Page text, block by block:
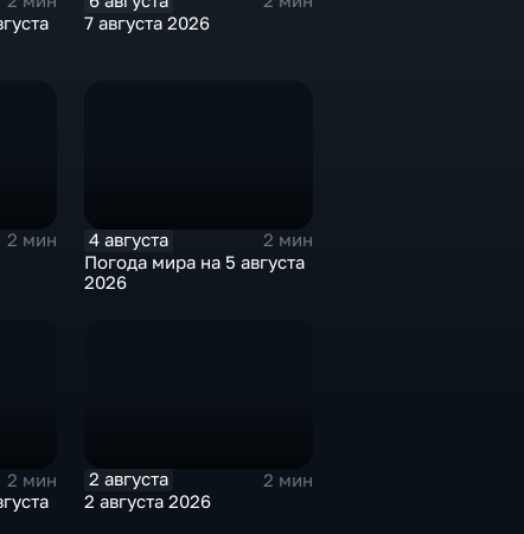
7 августа 2026
2 мин
4 августа
2 мин
Погода мира на 5 августа
2026
2 мин
2 августа
2 мин
2 августа 2026